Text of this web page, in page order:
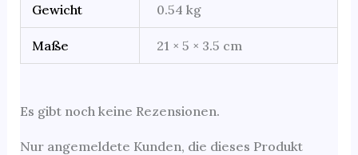
Gewicht 0.54 kg
Maße 21 × 5 × 3.5 cm
Es gibt noch keine Rezensionen.
Nur angemeldete Kunden, die dieses Produkt